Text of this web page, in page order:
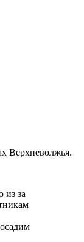
Верхневолжья.
из за